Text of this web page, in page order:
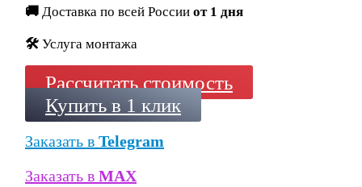
🚚 Доставка по всей России от 1 дня
🛠️ Услуга монтажа
Рассчитать стоимость
Купить в 1 клик
Заказать в Telegram
Заказать в MAX